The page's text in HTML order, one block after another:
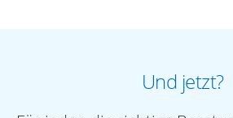
Und jetzt?